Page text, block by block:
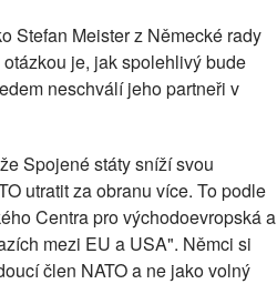
Stefan Meister z Německé rady
je, jak spolehlivý bude
neschválí jeho partneři v
Spojené státy sníží svou
utratit za obranu více. To podle
Centra pro východoevropská a
mezi EU a USA". Němci si
člen NATO a ne jako volný